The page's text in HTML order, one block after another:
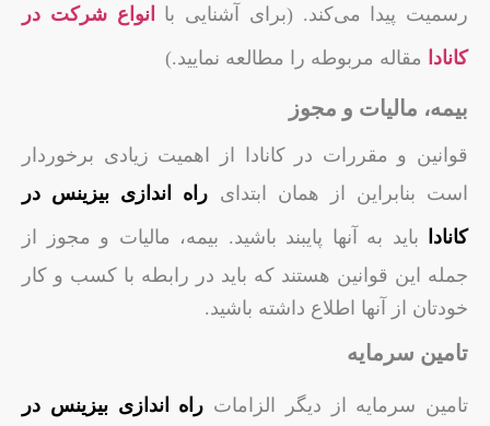
رسمیت پیدا می‌کند. (برای آشنایی با
انواع شرکت در
کانادا
مقاله مربوطه را مطالعه نمایید.)
بیمه، مالیات و مجوز
قوانین و مقررات در کانادا از اهمیت زیادی برخوردار
است بنابراین از همان ابتدای راه اندازی بیزینس در
کانادا
باید به آنها پایبند باشید. بیمه، مالیات و مجوز از
جمله این قوانین هستند که باید در رابطه با کسب و کار
خودتان از آنها اطلاع داشته باشید.
تامین سرمایه
تامین سرمایه از دیگر الزامات راه اندازی بیزینس در